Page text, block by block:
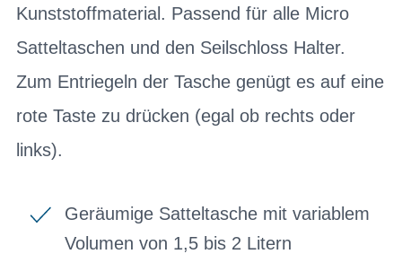
Kunststoffmaterial. Passend für alle Micro
Satteltaschen und den Seilschloss Halter.
Zum Entriegeln der Tasche genügt es auf eine
rote Taste zu drücken (egal ob rechts oder
links).
Geräumige Satteltasche mit variablem
Volumen von 1,5 bis 2 Litern